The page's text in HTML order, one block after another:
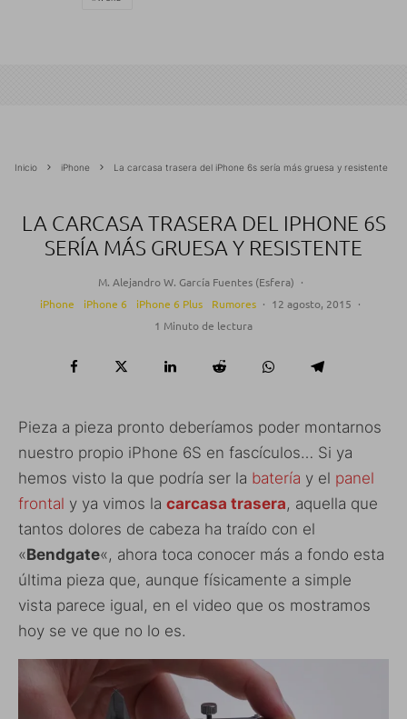
Inicio iPhone La carcasa trasera del iPhone 6s sería más gruesa y resistente
LA CARCASA TRASERA DEL IPHONE 6S
SERÍA MÁS GRUESA Y RESISTENTE
M. Alejandro W. García Fuentes (Esfera) ·
iPhone
iPhone 6 iPhone 6 Plus Rumores · 12 agosto, 2015 ·
1 Minuto de lectura
Pieza a pieza pronto deberíamos poder montarnos
nuestro propio iPhone 6S en fascículos… Si ya
hemos visto la que podría ser la batería y el panel
frontal y ya vimos la carcasa trasera, aquella que
tantos dolores de cabeza ha traído con el
«Bendgate«, ahora toca conocer más a fondo esta
última pieza que, aunque físicamente a simple
vista parece igual, en el video que os mostramos
hoy se ve que no lo es.